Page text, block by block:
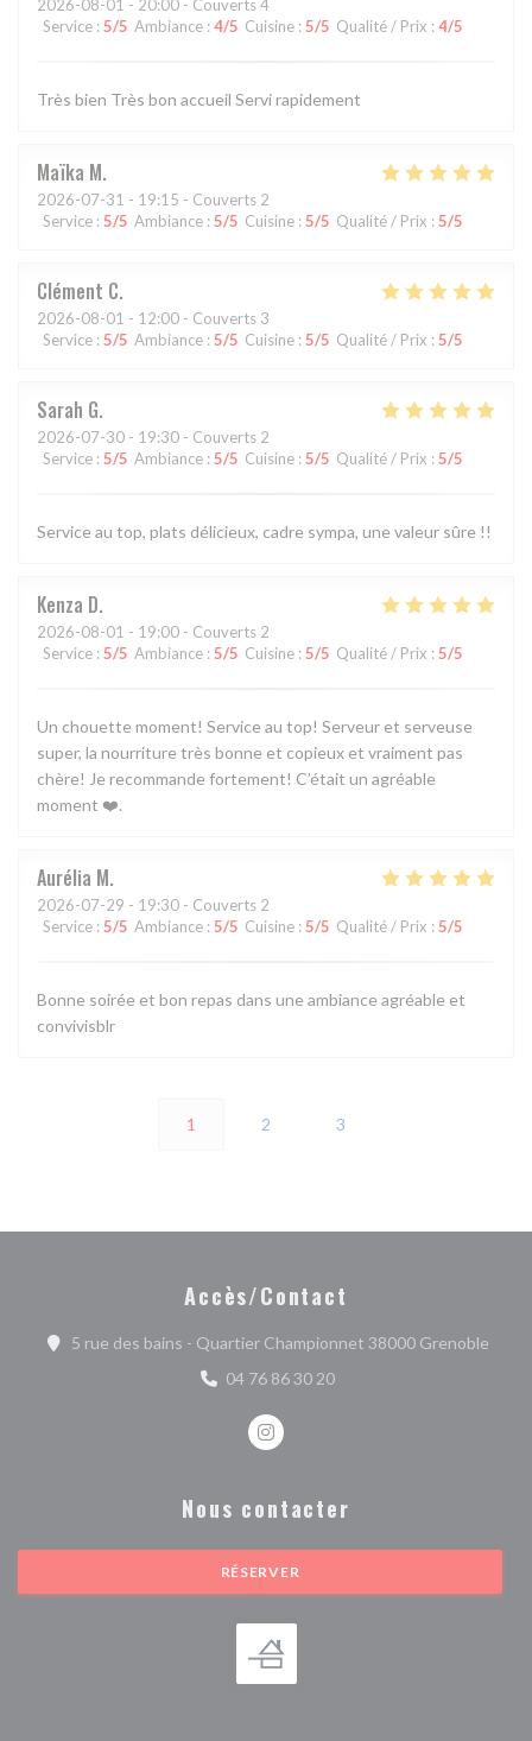
2026-08-01 - 20:00 - Couverts 4
Service : 5/5 Ambiance : 4/5 Cuisine : 5/5 Qualité / Prix : 4/5
Très bien Très bon accueil Servi rapidement
Maïka M
2026-07-31 - 19:15 - Couverts 2
Service : 5/5 Ambiance : 5/5 Cuisine : 5/5 Qualité / Prix : 5/5
Clément C
2026-08-01 - 12:00 - Couverts 3
Service : 5/5 Ambiance : 5/5 Cuisine : 5/5 Qualité / Prix : 5/5
Sarah G
2026-07-30 - 19:30 - Couverts 2
Service : 5/5 Ambiance : 5/5 Cuisine : 5/5 Qualité / Prix : 5/5
Service au top, plats délicieux, cadre sympa, une valeur sûre !!
Kenza D
2026-08-01 - 19:00 - Couverts 2
Service : 5/5 Ambiance : 5/5 Cuisine : 5/5 Qualité / Prix : 5/5
Un chouette moment! Service au top! Serveur et serveuse
super, la nourriture très bonne et copieux et vraiment pas
chère! Je recommande fortement! C’était un agréable
moment ❤️.
Aurélia M
2026-07-29 - 19:30 - Couverts 2
Service : 5/5 Ambiance : 5/5 Cuisine : 5/5 Qualité / Prix : 5/5
Bonne soirée et bon repas dans une ambiance agréable et
convivisblr
1 2 3
Accès/Contact
5 rue des bains - Quartier Championnet 38000 Grenoble
04 76 86 30 20
Instagram ((ouvre une nouvelle
Nous contacter
RÉSERVER